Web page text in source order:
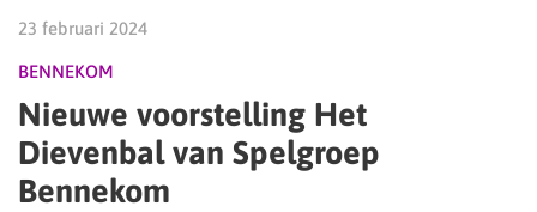
23 februari 2024
BENNEKOM
Nieuwe voorstelling Het
Dievenbal van Spelgroep
Bennekom